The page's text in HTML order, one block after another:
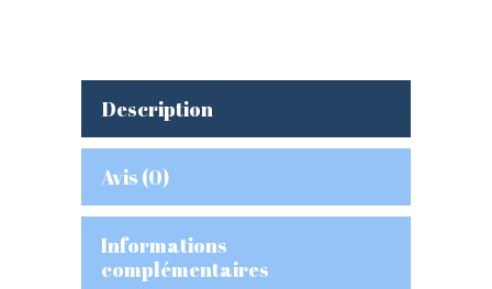
Description
Avis (0)
Informations
complémentaires